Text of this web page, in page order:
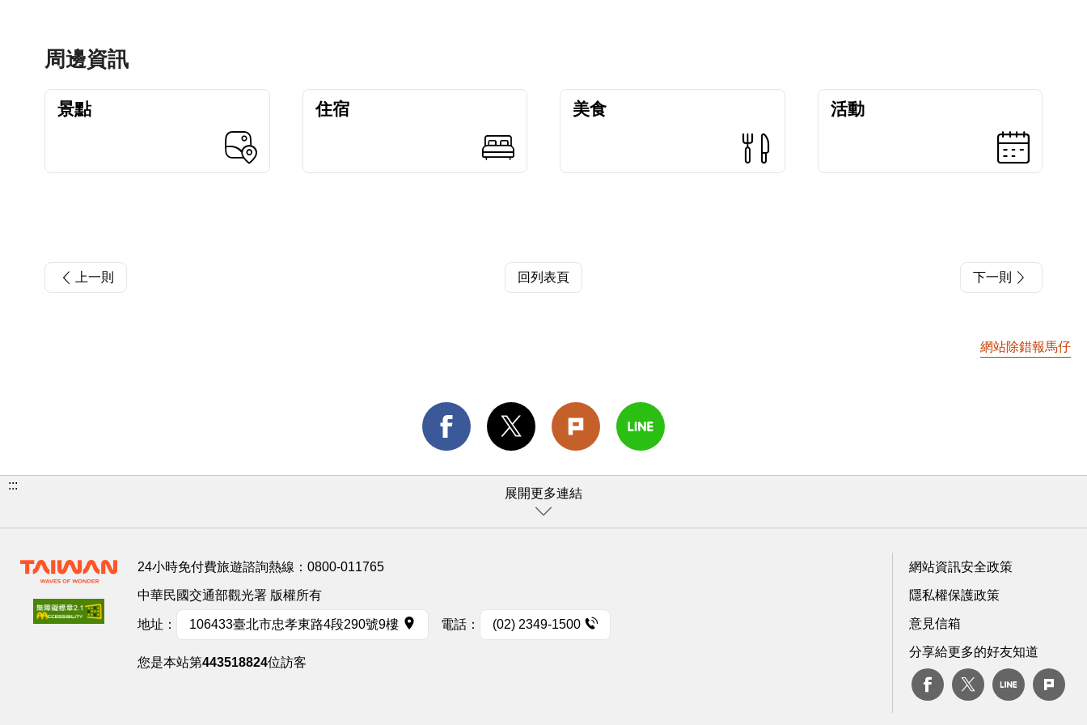
周邊資訊
景點 住宿 美食 活動
上一則 回列表頁 下一則
網站除錯報馬仔
:::
展開更多連結
24小時免付費旅遊諮詢熱線： 0800-011765
中華民國交通部觀光署 版權所有
地址： 106433臺北市忠孝東路4段290號9樓 電話： (02) 2349-1500
您是本站第443518824位訪客
網站資訊安全政策
隱私權保護政策
意見信箱
分享給更多的好友知道